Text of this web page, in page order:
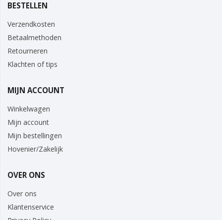
BESTELLEN
Verzendkosten
Betaalmethoden
Retourneren
Klachten of tips
MIJN ACCOUNT
Winkelwagen
Mijn account
Mijn bestellingen
Hovenier/Zakelijk
OVER ONS
Over ons
Klantenservice